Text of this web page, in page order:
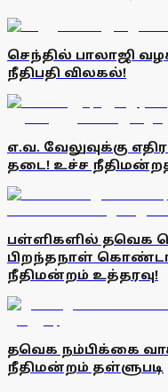
செந்தில் பாலாஜி
நீதிபதி விலகல்!
எ.வ. வேலுவுக்கு
தடை! உச்ச
பள்ளிகளில் தவெக
பிறந்தநாள்
நீதிமன்றம் உத்தரவு!
தவெக நம்பிக்கை
நீதிமன்றம் தள்ளுபடி